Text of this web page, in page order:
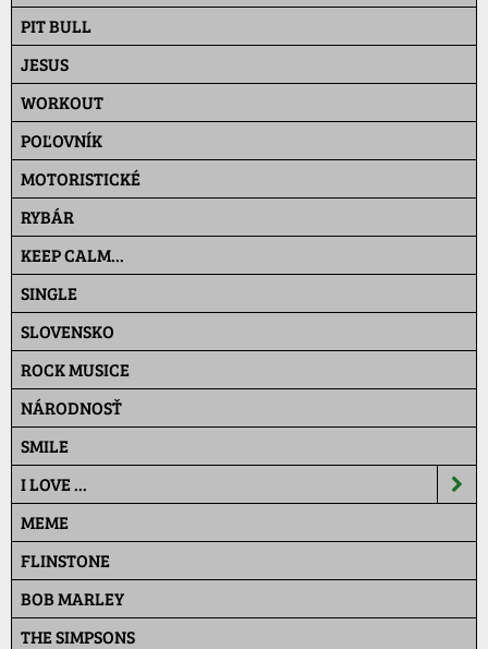
PIT BULL
JESUS
WORKOUT
POĽOVNÍK
MOTORISTICKÉ
RYBÁR
KEEP CALM...
SINGLE
SLOVENSKO
ROCK MUSICE
NÁRODNOSŤ
SMILE
I LOVE ...
MEME
FLINSTONE
BOB MARLEY
THE SIMPSONS